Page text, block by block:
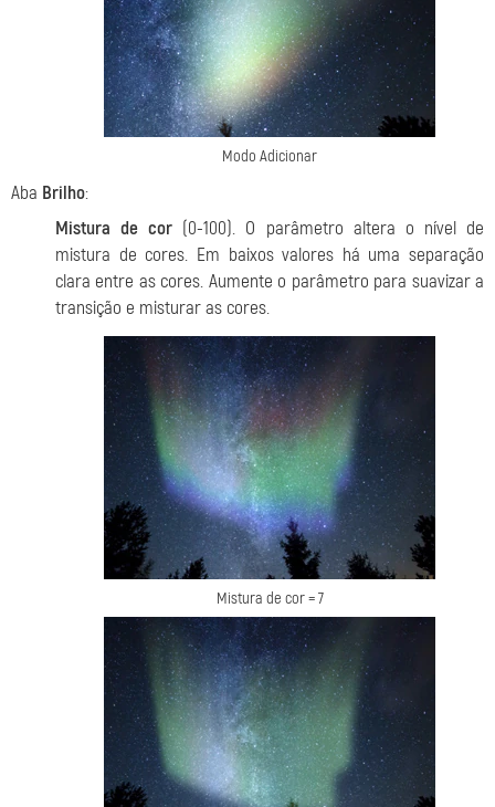
Modo Adicionar
Aba Brilho:
Mistura de cor (0-100). O parâmetro altera o nível de
mistura de cores. Em baixos valores há uma separação
clara entre as cores. Aumente o parâmetro para suavizar a
transição e misturar as cores.
Mistura de cor = 7